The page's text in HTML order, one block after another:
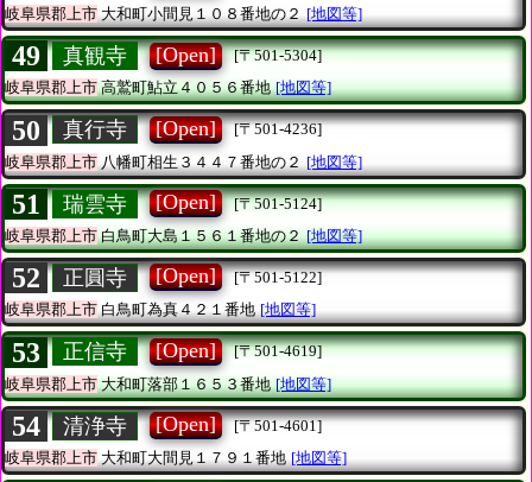
岐阜県郡上市大和町小間見１０８番地の２ [地図等]
49 真観寺 [Open]
[〒501-5304]
岐阜県郡上市高鷲町鮎立４０５６番地 [地図等]
50 真行寺 [Open]
[〒501-4236]
岐阜県郡上市 八幡町相生３４４７番地の２ [地図等]
51 瑞雲寺 [Open]
[〒501-5124]
岐阜県郡上市白鳥町大島１５６１番地の２ [地図等]
52 正圓寺 [Open]
[〒501-5122]
岐阜県郡上市白鳥町為真４２１番地 [地図等]
53 正信寺 [Open]
[〒501-4619]
岐阜県郡上市大和町落部１６５３番地 [地図等]
54 清浄寺 [Open]
[〒501-4601]
岐阜県郡上市大和町大間見１７９１番地 [地図等]